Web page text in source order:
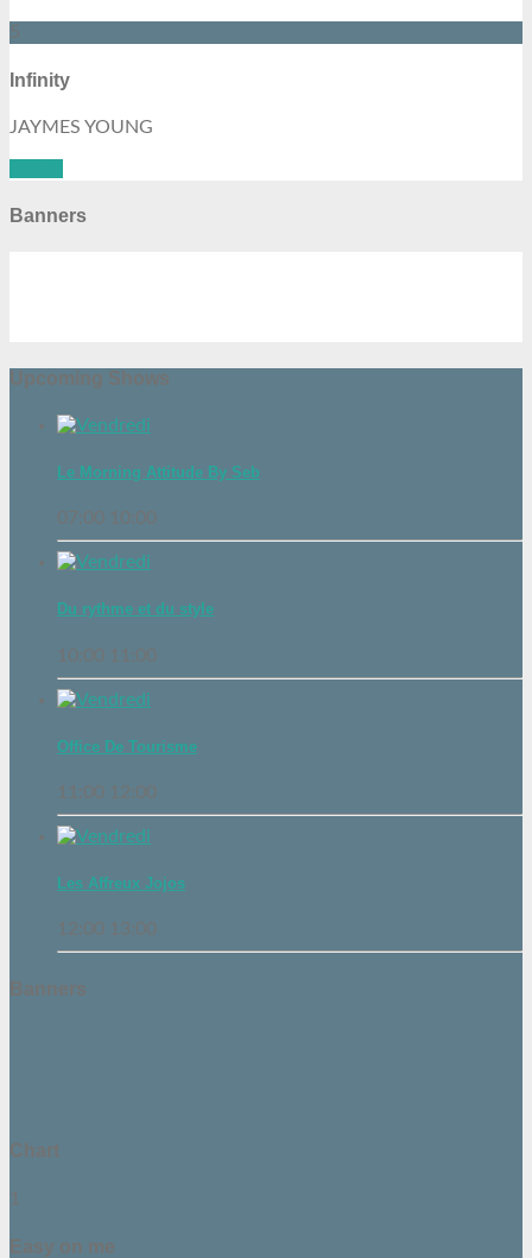
5
Infinity
JAYMES YOUNG
Banners
Upcoming Shows
Le Morning Attitude By Seb
07:00 10:00
Du rythme et du style
10:00 11:00
Office De Tourisme
11:00 12:00
Les Affreux Jojos
12:00 13:00
Banners
Chart
1
Easy on me